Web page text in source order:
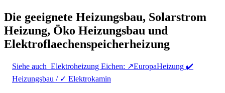
Die geeignete Heizungsbau, Solarstrom
Heizung, Öko Heizungsbau und
Elektroflaechenspeicherheizung
Siehe auch Elektroheizung Eichen: ↗️EuropaHeizung ✔️
Heizungsbau / ✓ Elektrokamin